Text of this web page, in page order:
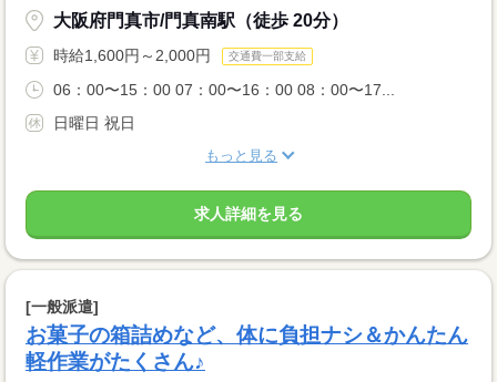
大阪府門真市/門真南駅（徒歩 20分）
時給1,600円～2,000円 交通費一部支給
06：00〜15：00 07：00〜16：00 08：00〜17...
日曜日 祝日
もっと見る
求人詳細を見る
[一般派遣]
お菓子の箱詰めなど、体に負担ナシ＆かんたん
軽作業がたくさん♪